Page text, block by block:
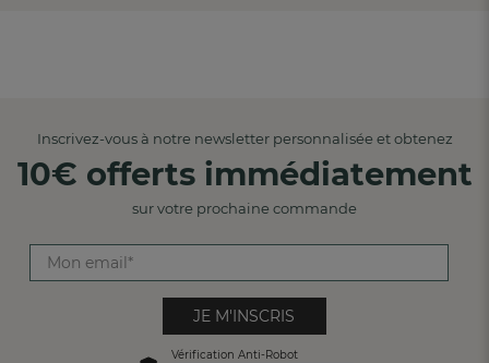
Inscrivez-vous à notre newsletter personnalisée et obtenez
10€ offerts immédiatement
sur votre prochaine commande
JE M'INSCRIS
Vérification Anti-Robot